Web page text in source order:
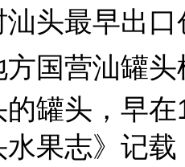
汕头最早出
国营汕罐
罐头，早
果志》记